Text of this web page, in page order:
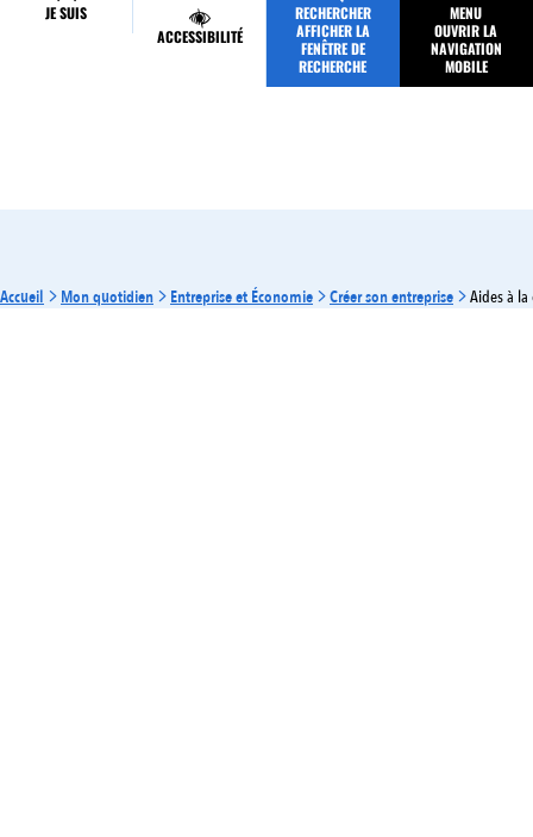
JE SUIS
ACCESSIBILITÉ
RECHERCHER
AFFICHER LA
FENÊTRE DE
RECHERCHE
MENU
OUVRIR LA
NAVIGATION
MOBILE
MES DÉMARCHES
Accueil Mon quotidien Entreprise et Économie Créer son entreprise Aides à